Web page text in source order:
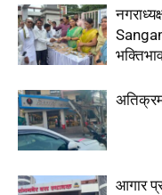
आगार